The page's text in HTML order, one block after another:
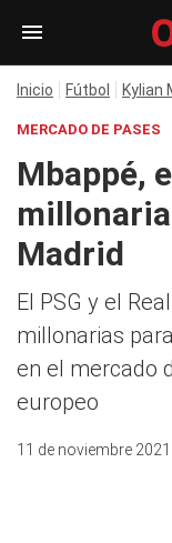
Inicio Fútbol Kylian
MERCADO DE PASES
Mbappé,
Madrid
El PSG y el
millonarias
en el mercado
europeo
11 de noviembre